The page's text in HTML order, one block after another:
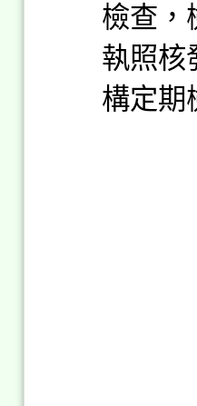
檢查，
執照核
構定期